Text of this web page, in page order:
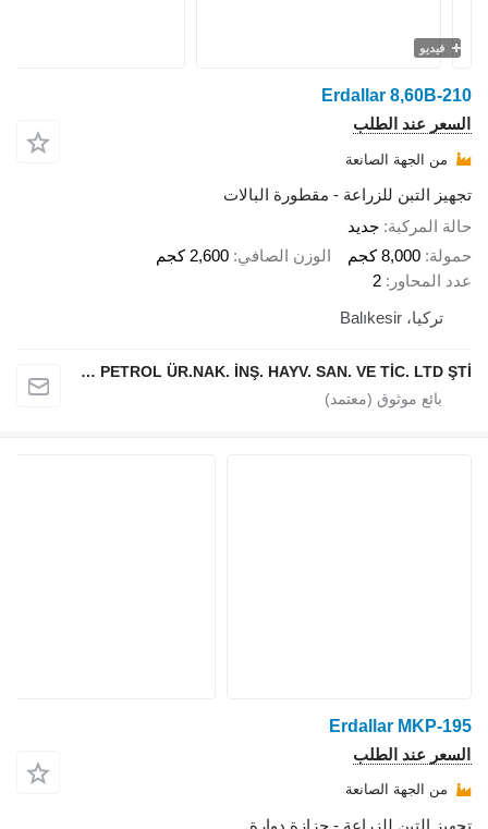
فيديو
Erdallar 8,60B-210
السعر عند الطلب
من الجهة الصانعة
تجهيز التبن للزراعة - مقطورة البالات
حالة المركبة جديد
حمولة 8,000 كجم الوزن الصافي 2,600 كجم
عدد المحاور
2
تركيا، Balıkesir
ERDALLAR TARIMSAL MAKİNA PETROL ÜR.NAK. İNŞ. HAYV. SAN. VE TİC. LTD ŞTİ
Erdallar MKP-195
السعر عند الطلب
من الجهة الصانعة
تجهيز التبن للزراعة - جزازة دوارة